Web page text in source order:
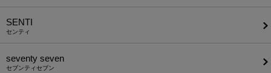
SENTI
センティ
seventy seven
セブンティセブン